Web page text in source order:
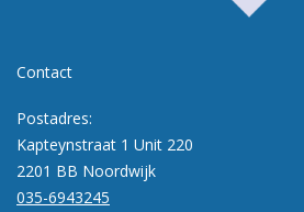
Contact
Postadres:
Kapteynstraat 1 Unit 220
2201 BB Noordwijk
035-6943245